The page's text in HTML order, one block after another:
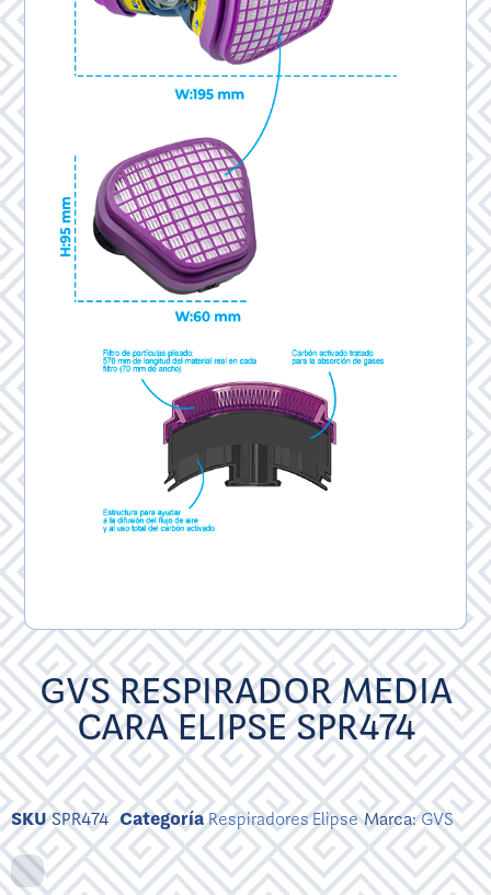
GVS RESPIRADOR MEDIA
CARA ELIPSE SPR474
SKUSPR474 CategoríaRespiradores Elipse Marca:GVS